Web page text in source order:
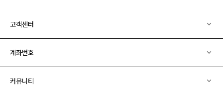
고객센터
계좌번호
커뮤니티